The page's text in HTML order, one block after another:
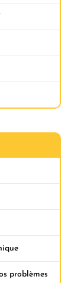
problèmes